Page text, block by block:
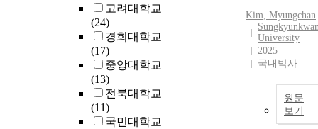
고려대학교
(24)
경희대학교
(17)
중앙대학교
(13)
전북대학교
(11)
국민대학교
Kim, Myungchan
University
2025
국내박사
원문
보기